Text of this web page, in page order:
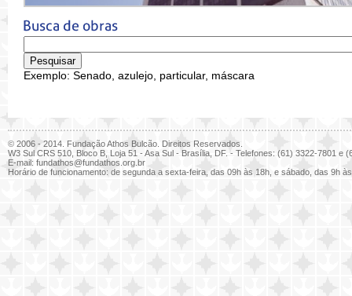
Exemplo: Senado, azulejo, particular, máscara
© 2006 - 2014. Fundação Athos Bulcão. Direitos Reservados.
W3 Sul CRS 510, Bloco B, Loja 51 - Asa Sul - Brasília, DF. - Telefones: (61) 3322-7801 e
E-mail: fundathos@fundathos.org.br
Horário de funcionamento: de segunda a sexta-feira, das 09h às 18h, e sábado, das 9h